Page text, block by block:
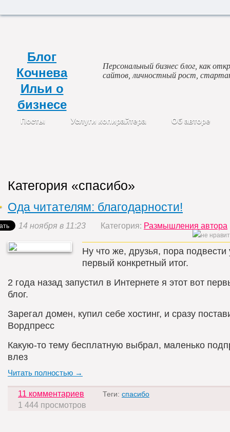
Категория «спасибо»
Ода читателям: благодарности!
14 ноября в 11:23 Категория: Размышления автора
Ну что же, друзья, пора подвести
первый конкретный итог.
2 года назад запустил в Интернете я этот вот
блог.
Зарегал домен, купил себе хостинг, и сразу
Вордпресс
Какую-то тему бесплатную выбрал, маленько
влез
Читать полностью →
11 комментариев Теги: спасибо
1 444 просмотров
Блог
Кочнева
Ильи о
бизнесе
Персональный бизнес блог, как
сайтов, личностный рост,
Посты Услуги копирайтера Об авторе